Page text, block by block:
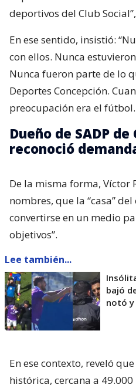
deportivos del Club
En ese sentido, insistió:
con ellos. Nunca
Nunca fueron parte de lo
Deportes Concepción.
preocupación era el
Dueño de SADP
reconoció
De la misma forma, Víctor
nombres, que la “casa”
convertirse en un medio
objetivos”.
Lee también...
bajó
notó y
En ese contexto, reveló
histórica, cercana a 49.000